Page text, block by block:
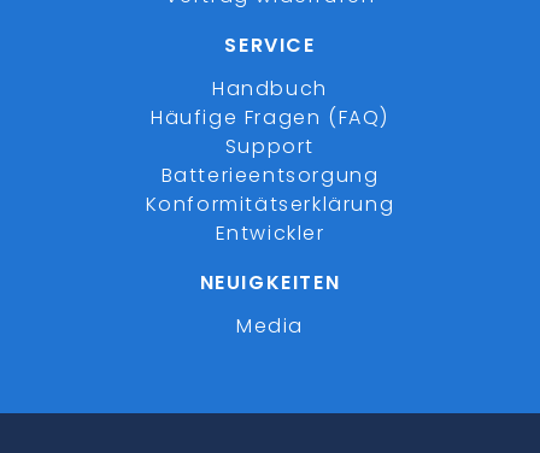
SERVICE
Handbuch
Häufige Fragen (FAQ)
Support
Batterieentsorgung
Konformitätserklärung
Entwickler
NEUIGKEITEN
Media